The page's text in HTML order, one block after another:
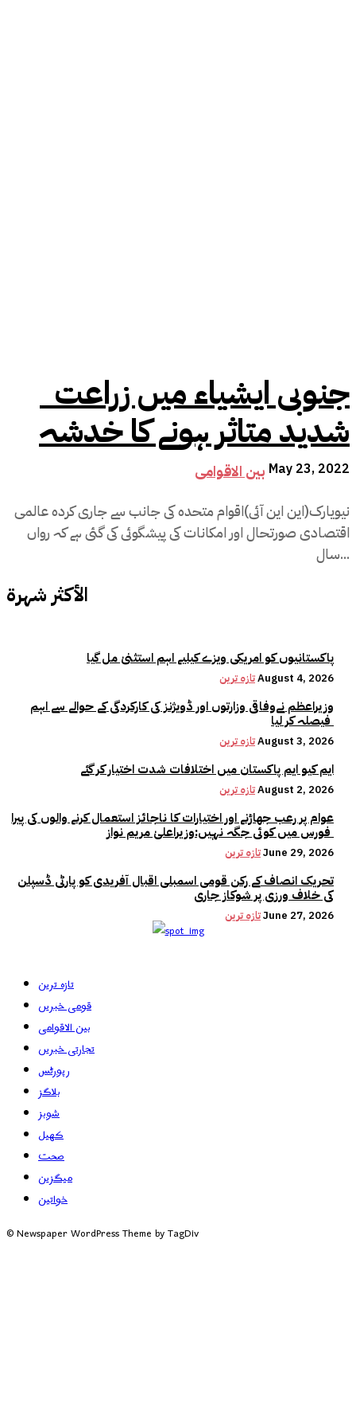
جنوبی ایشیاء میں زراعت
شدید متاثر ہونے کا خدشہ
بین الاقوامی May 23, 2022
اقتصادی صورتحال اور امکانات کی پیشگوئی کی گئی ہے کہ رواں
سال...
الأكثر شهرة
پاکستانیوں کو امریکی ویزے کیلیے اہم استثنیٰ مل گیا
تازہ ترینAugust 4, 2026
وزیراعظم نےوفاقی وزارتوں اور ڈویژنز کی کارکردگی کے حوالے سے اہم
تازہ ترینAugust 3, 2026
ایم کیو ایم پاکستان میں اختلافات شدت اختیار کر گئے
تازہ ترینAugust 2, 2026
عوام پر رعب جھاڑنے اور اختیارات کا ناجائز استعمال کرنے والوں کی پیرا
تازہ ترینJune 29, 2026
تحریک انصاف کے رکن قومی اسمبلی اقبال آفریدی کو پارٹی ڈسپلن
کی خلاف ورزی پر شوکاز جاری
تازہ ترینJune 27, 2026
تازہ ترین
قومی خبریں
بین الاقوامی
تجارتی خبریں
رپورٹس
بلاگز
شوبز
کھیل
صحت
میگزین
خواتین
© Newspaper WordPress Theme by TagDiv